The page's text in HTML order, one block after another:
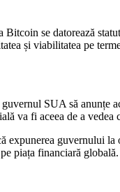
se datorează
și viabilitatea pe
SUA să
va fi aceea de a
guvernului
piața financiară globală.